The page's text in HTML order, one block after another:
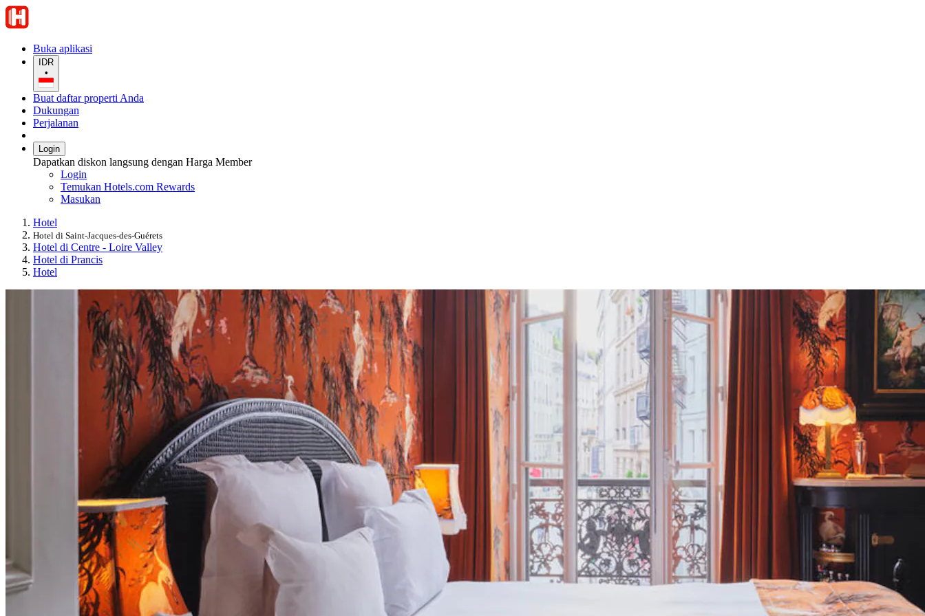
Buka aplikasi
IDR
•
Buat daftar properti Anda
Dukungan
Perjalanan
Login
Dapatkan diskon langsung dengan Harga Member
Login
Temukan Hotels.com Rewards
Masukan
Hotel
Hotel di Saint-Jacques-des-Guérets
Hotel di Centre - Loire Valley
Hotel di Prancis
Hotel